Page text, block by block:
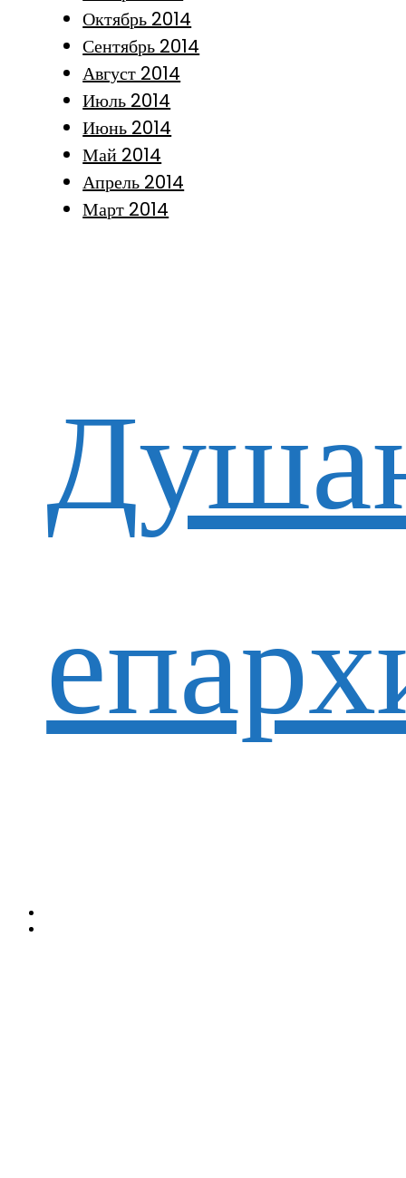
Октябрь 2014
Сентябрь 2014
Август 2014
Июль 2014
Июнь 2014
Май 2014
Апрель 2014
Март 2014